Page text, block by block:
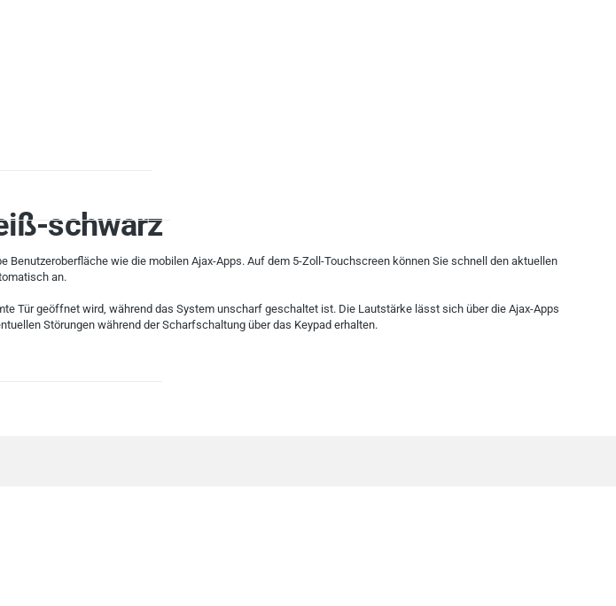
schwarz
wie die mobilen Ajax-Apps. Auf dem 5-Zoll-Touchscreen können Sie schnell den aktuellen
an.
Tür geöffnet wird, während das System unscharf geschaltet ist. Die Lautstärke lässt sich über die Ajax-Apps
Störungen während der Scharfschaltung über das Keypad erhalten.